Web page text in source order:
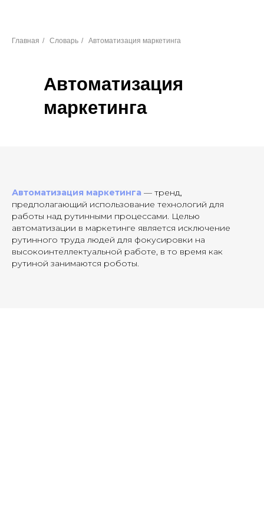
Главная / Словарь / Автоматизация маркетинга
Автоматизация
маркетинга
Автоматизация маркетинга — тренд,
предполагающий использование технологий для
работы над рутинными процессами. Целью
автоматизации в маркетинге является исключение
рутинного труда людей для фокусировки на
высокоинтеллектуальной работе, в то время как
рутиной занимаются роботы.